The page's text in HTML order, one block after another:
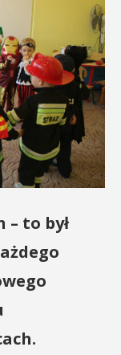
to był